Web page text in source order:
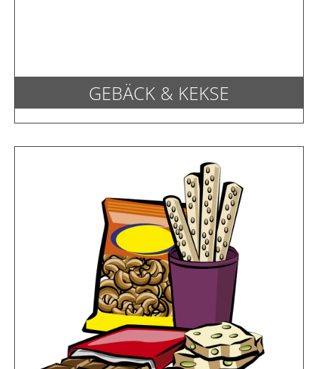
GEBÄCK & KEKSE